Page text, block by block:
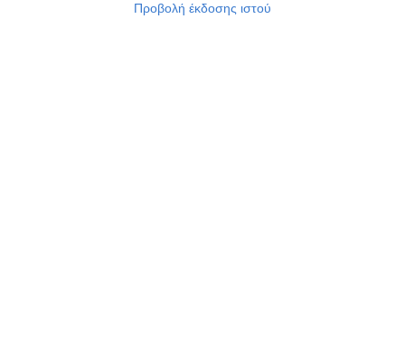
Προβολή έκδοσης ιστού